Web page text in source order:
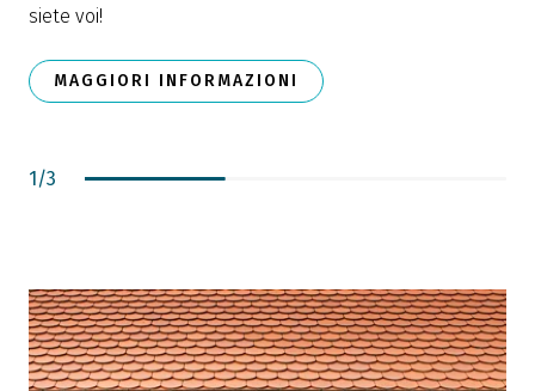
siete voi!
MAGGIORI INFORMAZIONI
1/3